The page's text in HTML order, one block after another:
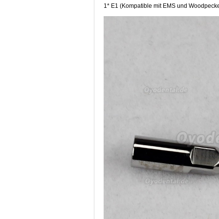
1* E1 (Kompatible mit EMS und